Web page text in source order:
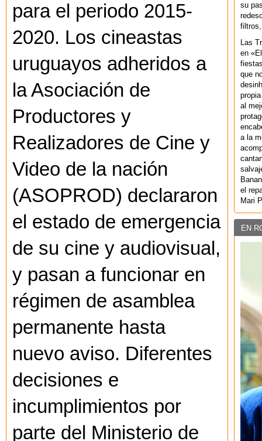
para el periodo 2015-
2020. Los cineastas
uruguayos adheridos a
la Asociación de
Productores y
Realizadores de Cine y
Video de la nación
(ASOPROD) declararon
el estado de emergencia
de su cine y audiovisual,
y pasan a funcionar en
régimen de asamblea
permanente hasta
nuevo aviso. Diferentes
decisiones e
incumplimientos por
parte del Ministerio de
su
filtros,
Las
en
que
al
a la
el
Mari
EN